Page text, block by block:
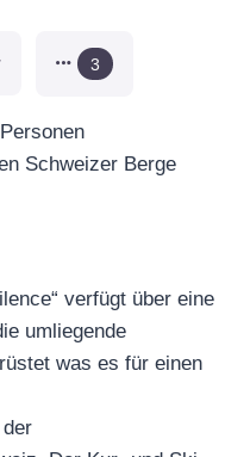
3
Schweizer Berge
verfügt über eine
umliegende
was es für einen